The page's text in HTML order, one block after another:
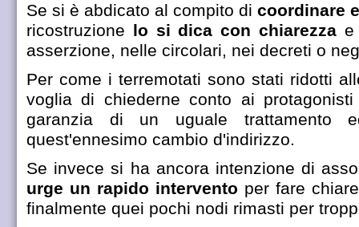
Se si è abdicato al compito di coordinare
ricostruzione lo si dica con chiarezza e
asserzione, nelle circolari, nei decreti o
Per come i terremotati sono stati ridotti
voglia di chiederne conto ai
garanzia di un uguale trattamento
quest'ennesimo cambio d'indirizzo.
Se invece si ha ancora intenzione di
urge un rapido intervento per fare
finalmente quei pochi nodi rimasti per